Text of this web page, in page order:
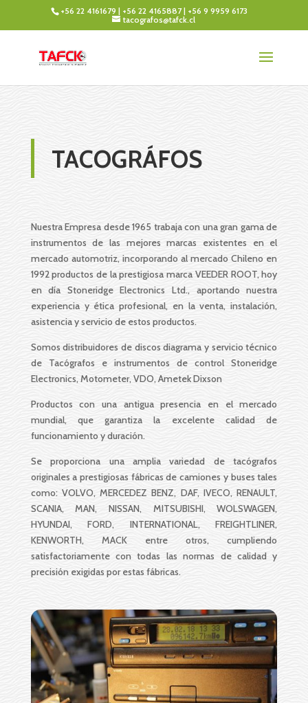
+56 22 4161679 | +56 22 4165887| +56 9 9959 6173
tacografos@tafck.cl
TACOGRÁFOS
Nuestra Empresa desde 1965 trabaja con una gran gama de
instrumentos de las mejores marcas existentes en el
mercado automotriz, incorporando al mercado Chileno en
1992 productos de la prestigiosa marca VEEDER ROOT, hoy
en día Stoneridge Electronics Ltd., aportando nuestra
experiencia y ética profesional, en la venta, instalación,
asistencia y servicio de estos productos.
Somos distribuidores de discos diagrama y servicio técnico
de Tacógrafos e instrumentos de control Stoneridge
Electronics, Motometer, VDO, Ametek Dixson
Productos con una antigua presencia en el mercado
mundial, que garantiza la excelente calidad de
funcionamiento y duración.
Se proporciona una amplia variedad de tacógrafos
originales a prestigiosas fábricas de camiones y buses tales
como: VOLVO, MERCEDEZ BENZ, DAF, IVECO, RENAULT,
SCANIA, MAN, NISSAN, MITSUBISHI, WOLSWAGEN,
HYUNDAI, FORD, INTERNATIONAL, FREIGHTLINER,
KENWORTH, MACK entre otros, cumpliendo
satisfactoriamente con todas las normas de calidad y
precisión exigidas por estas fábricas.